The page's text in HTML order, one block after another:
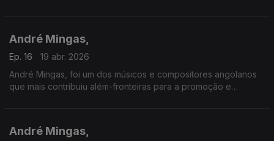
André Mingas,
Ep. 16
19 abr. 2026
André Mingas, foi um dos músicos e compositores angolanos
que mais contribuiu além-fronteiras para a promoção e
André Mingas,